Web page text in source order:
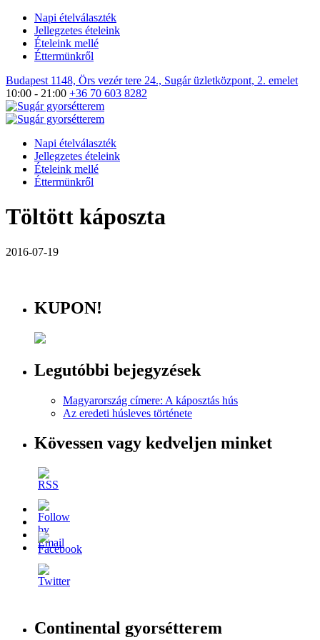
Napi ételválaszték
Jellegzetes ételeink
Ételeink mellé
Éttermünkről
Budapest 1148, Örs vezér tere 24., Sugár üzletközpont, 2. emelet
10:00 - 21:00 +36 70 603 8282
Napi ételválaszték
Jellegzetes ételeink
Ételeink mellé
Éttermünkről
Töltött káposzta
2016-07-19
KUPON!
Legutóbbi bejegyzések
Magyarország címere: A káposztás hús
Az eredeti húsleves története
Kövessen vagy kedveljen minket
Continental gyorsétterem